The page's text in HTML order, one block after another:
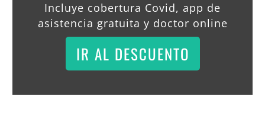
Incluye cobertura Covid, app de
asistencia gratuita y doctor online
IR AL DESCUENTO